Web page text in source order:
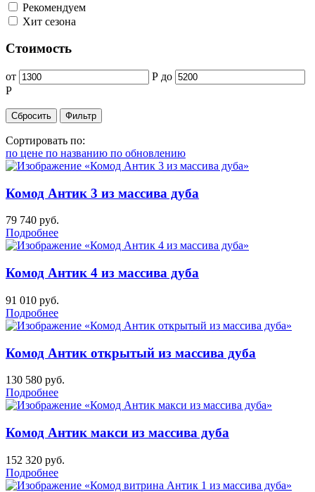
Рекомендуем
Хит сезона
Стоимость
от Р до
Р
Сортировать по:
по цене по названию по обновлению
Комод Антик 3 из массива дуба
79 740 руб.
Подробнее
Комод Антик 4 из массива дуба
91 010 руб.
Подробнее
Комод Антик открытый из массива дуба
130 580 руб.
Подробнее
Комод Антик макси из массива дуба
152 320 руб.
Подробнее